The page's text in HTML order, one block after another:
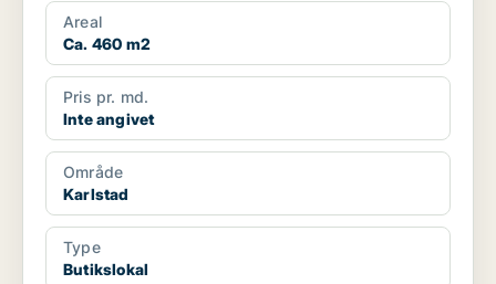
Areal
Ca. 460 m2
Pris pr. md.
Inte angivet
Område
Karlstad
Type
Butikslokal